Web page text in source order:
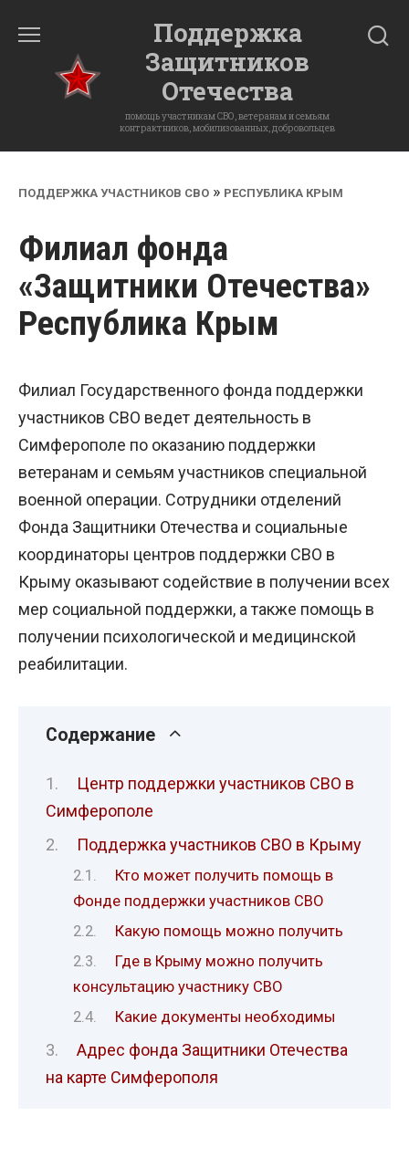
содержанию
Поддержка
Защитников
Отечества
помощь участникам СВО, ветеранам и семьям
контрактников, мобилизованных, добровольцев
ПОДДЕРЖКА УЧАСТНИКОВ СВО » РЕСПУБЛИКА КРЫМ
Филиал фонда
«Защитники Отечества»
Республика Крым
Филиал Государственного фонда поддержки
участников СВО ведет деятельность в
Симферополе по оказанию поддержки
ветеранам и семьям участников специальной
военной операции. Сотрудники отделений
Фонда Защитники Отечества и социальные
координаторы центров поддержки СВО в
Крыму оказывают содействие в получении всех
мер социальной поддержки, а также помощь в
получении психологической и медицинской
реабилитации.
Содержание
Центр поддержки участников СВО в
Симферополе
Поддержка участников СВО в Крыму
Кто может получить помощь в
Фонде поддержки участников СВО
Какую помощь можно получить
Где в Крыму можно получить
консультацию участнику СВО
Какие документы необходимы
Адрес фонда Защитники Отечества
на карте Симферополя